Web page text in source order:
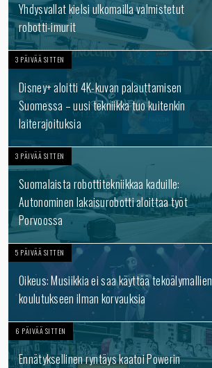
Yhdysvallat kielsi ulkomailla valmistetut
robotti-imurit
3 PÄIVÄÄ SITTEN
Disney+ aloitti 4K-kuvan palauttamisen
Suomessa – uusi tekniikka tuo kuitenkin
laiterajoituksia
3 PÄIVÄÄ SITTEN
Suomalaista robottitekniikkaa kaduille:
Autonominen lakaisurobotti aloittaa työt
Porvoossa
5 PÄIVÄÄ SITTEN
Oikeus: Musiikkia ei saa käyttää tekoälymallien
koulutukseen ilman korvauksia
6 PÄIVÄÄ SITTEN
Ennätyksellinen ryntäys kaatoi Powerin